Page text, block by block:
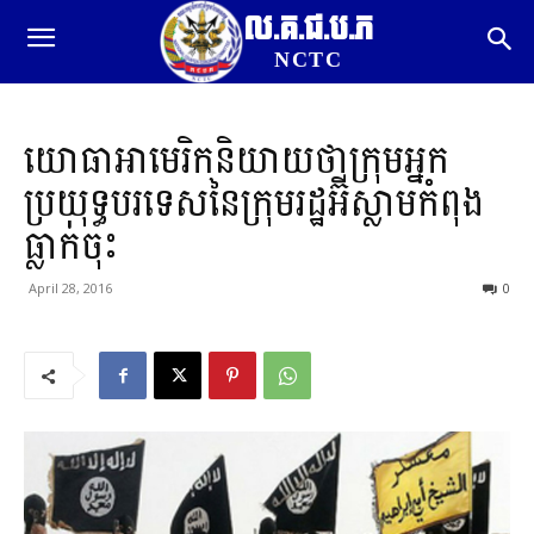
ល.គ.ជ.ប.ភ
NCTC
យោធាអាមេរិកនិយាយថាក្រុមអ្នក
ប្រយុទ្ធបរទេសនៃក្រុមរដ្ឋអ៊ីស្លាមកំពុង
ធ្លាក់ចុះ
April 28, 2016 0